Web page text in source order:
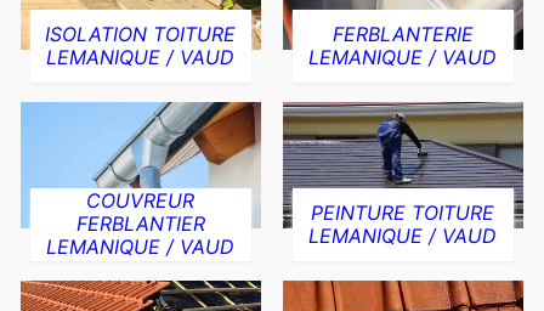
ISOLATION TOITURE
LEMANIQUE / VAUD
FERBLANTERIE
LEMANIQUE / VAUD
COUVREUR
FERBLANTIER
LEMANIQUE / VAUD
PEINTURE TOITURE
LEMANIQUE / VAUD